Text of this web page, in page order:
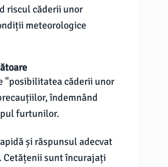
riscul căderii unor
meteorologice
"posibilitatea căderii unor
îndemnând
furtunilor.
și răspunsul adecvat
sunt încurajați